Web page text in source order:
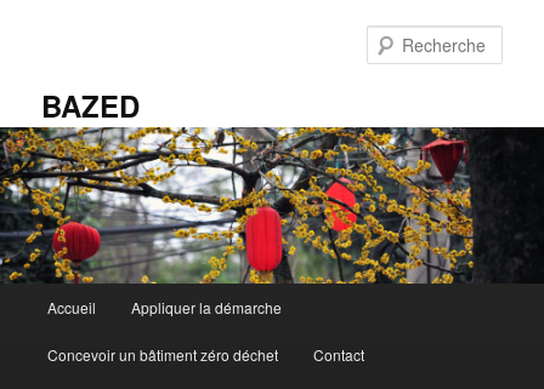
BAZED
principal
Accueil Appliquer la démarche
Concevoir un bâtiment zéro déchet Contact